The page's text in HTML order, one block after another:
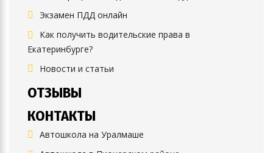
Экзамен ПДД онлайн
Как получить водительские права в
Екатеринбурге?
Новости и статьи
ОТЗЫВЫ
КОНТАКТЫ
Автошкола на Уралмаше